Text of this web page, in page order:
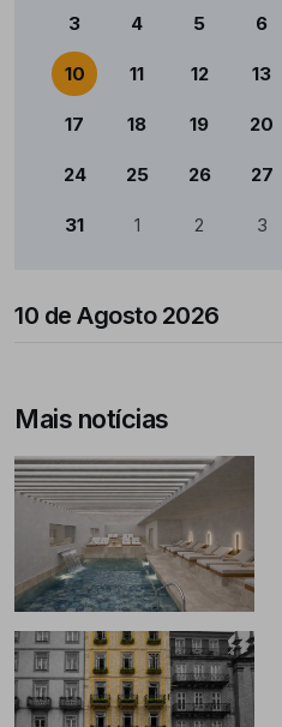
3 4 5 6
10 11 12 13
17 18 19 20
24 25 26 27
31 1 2 3
10 de Agosto 2026
Mais notícias